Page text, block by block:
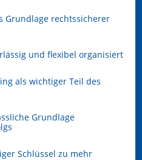
Grundlage rechtssicherer
und flexibel organisiert
als wichtiger Teil des
Grundlage
Schlüssel zu mehr